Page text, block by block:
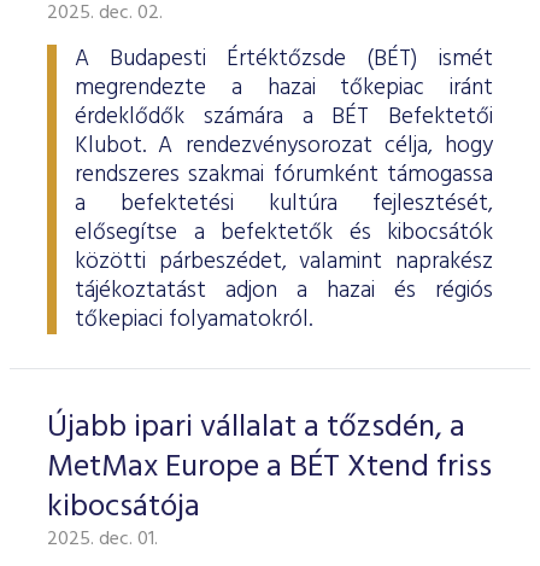
ESG Útmutató
2025. dec. 02.
A Budapesti Értéktőzsde (BÉT) ismét
megrendezte a hazai tőkepiac iránt
érdeklődők számára a BÉT Befektetői
Klubot. A rendezvénysorozat célja, hogy
rendszeres szakmai fórumként támogassa
a befektetési kultúra fejlesztését,
elősegítse a befektetők és kibocsátók
közötti párbeszédet, valamint naprakész
tájékoztatást adjon a hazai és régiós
tőkepiaci folyamatokról.
Újabb ipari vállalat a tőzsdén, a
MetMax Europe a BÉT Xtend friss
kibocsátója
2025. dec. 01.